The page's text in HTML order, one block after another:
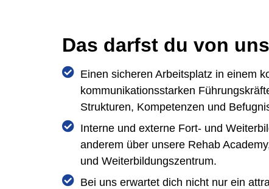
Das darfst du von uns
Einen sicheren Arbeitsplatz in einem
kommunikationsstarken
Strukturen, Kompetenzen und
Interne und externe Fort- und
anderem über unsere Rehab
und Weiterbildungszentrum.
Bei uns erwartet dich nicht nur ein